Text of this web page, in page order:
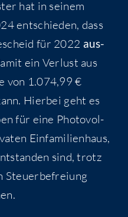
hat in sei­nem
ent­schie­den, dass
für 2022 aus­
ein Ver­lust aus
von 1.074,99 €
Hier­bei geht es
für eine Pho­to­vol­
Ein­fa­mi­li­en­haus,
sind, trotz
Steu­er­be­frei­ung